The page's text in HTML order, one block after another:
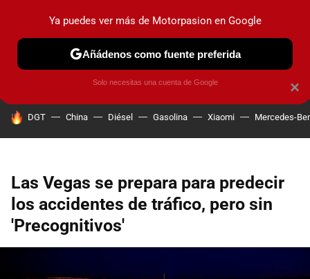
PRUEBAS COCHES ELÉCTRICOS OBSERVATORIO
HOY SE HABLA DE
DGT China Diésel Gasolina Xiaomi Mercedes-
Las Vegas se prepara para predecir
los accidentes de tráfico, pero sin
'Precognitivos'
×
Ya puedes ver más de Motorpasion en Google
Añádenos como fuente preferida
Solo necesitas una cuenta de Google